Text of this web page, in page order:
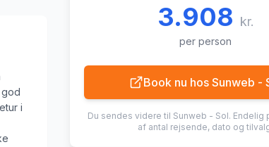
i
3.908 kr.
per person
Book nu hos Sunweb -
Du sendes videre til Sunweb - Sol. Endelig
af antal rejsende, dato og